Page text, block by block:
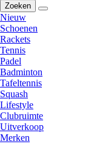
Zoeken
Nieuw
Schoenen
Rackets
Tennis
Padel
Badminton
Tafeltennis
Squash
Lifestyle
Clubruimte
Uitverkoop
Merken